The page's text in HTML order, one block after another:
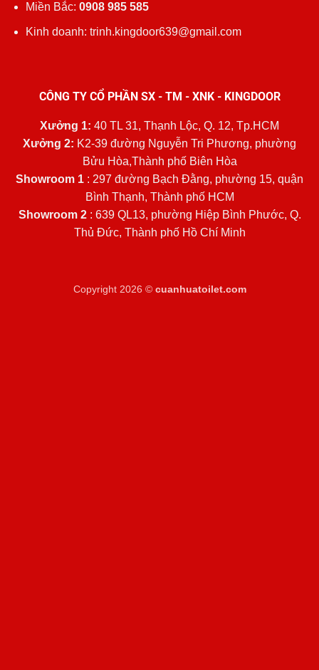
Miền Bắc: 0908 985 585
Kinh doanh: trinh.kingdoor639@gmail.com
CÔNG TY CỔ PHẦN SX - TM - XNK - KINGDOOR
Xưởng 1: 40 TL 31, Thạnh Lộc, Q. 12, Tp.HCM
Xưởng 2: K2-39 đường Nguyễn Tri Phương, phường
Bửu Hòa,Thành phố Biên Hòa
Showroom 1 : 297 đường Bạch Đằng, phường 15, quận
Bình Thạnh, Thành phố HCM
Showroom 2: 639 QL13, phường Hiệp Bình Phước, Q.
Thủ Đức, Thành phố Hồ Chí Minh
Copyright 2026 © cuanhuatoilet.com